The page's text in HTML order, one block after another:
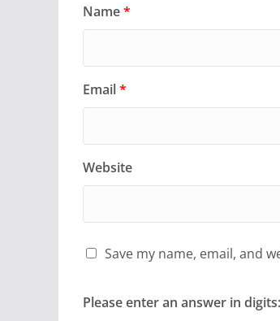
Name*
Email*
Website
Save my name, email, and
Please enter an answer in digits: